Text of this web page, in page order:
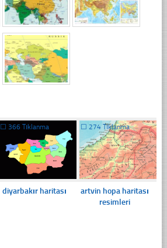
☐366 Tıklanma
diyarbakır haritası
☐ 274 Tıklanma
artvin hopa haritası
resimleri